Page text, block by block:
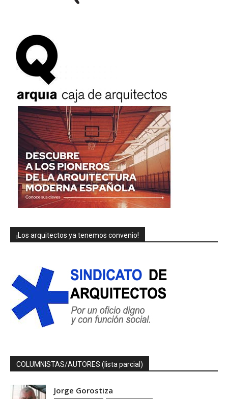
¡Los arquitectos ya tenemos convenio!
COLUMNISTAS/AUTORES (lista parcial)
Jorge Gorostiza